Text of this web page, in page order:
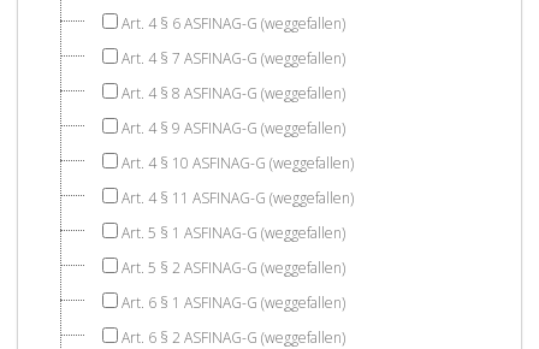
Art. 4 § 6 ASFINAG-G (weggefallen)
Art. 4 § 7 ASFINAG-G (weggefallen)
Art. 4 § 8 ASFINAG-G (weggefallen)
Art. 4 § 9 ASFINAG-G (weggefallen)
Art. 4 § 10 ASFINAG-G (weggefallen)
Art. 4 § 11 ASFINAG-G (weggefallen)
Art. 5 § 1 ASFINAG-G (weggefallen)
Art. 5 § 2 ASFINAG-G (weggefallen)
Art. 6 § 1 ASFINAG-G (weggefallen)
Art. 6 § 2 ASFINAG-G (weggefallen)